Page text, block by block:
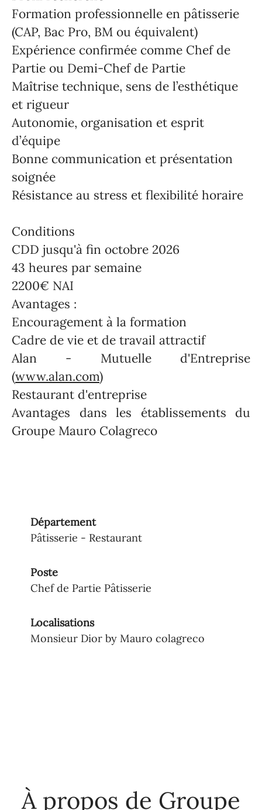
Formation professionnelle en pâtisserie
(CAP, Bac Pro, BM ou équivalent)
Expérience confirmée comme Chef de
Partie ou Demi-Chef de Partie
Maîtrise technique, sens de l’esthétique
et rigueur
Autonomie, organisation et esprit
d’équipe
Bonne communication et présentation
soignée
Résistance au stress et flexibilité horaire
Conditions
CDD jusqu'à fin octobre 2026
43 heures par semaine
2200€ NAI
Avantages :
Encouragement à la formation
Cadre de vie et de travail attractif
Alan - Mutuelle d'Entreprise
(www.alan.com)
Restaurant d'entreprise
Avantages dans les établissements du
Groupe Mauro Colagreco
Département
Pâtisserie - Restaurant
Poste
Chef de Partie Pâtisserie
Localisations
Monsieur Dior by Mauro colagreco
À propos de Groupe